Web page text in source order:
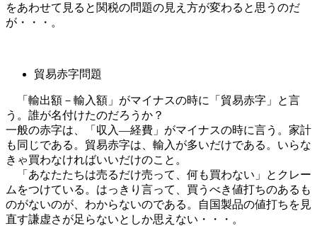
をあわせて見ると関税の問題の見え方が変わると思うのだ
が・・・。
貿易赤字問題
「輸出額－輸入額」がマイナスの時に「貿易赤字」と言
う。誰が名付けたのだろうか？
一般の赤字は、「収入―経費」がマイナスの時に言う。家計
も同じである。貿易赤字は、輸入が多いだけである。いらな
きゃ買わなければいいだけのこと。
「あなたたちは売るだけ売って、何も買わない」とクレー
ムをつけている。はっきり言って、買うべき値打ちのあるも
のがないのが、わからないのである。自国製品の値打ちを見
直す謙虚さが足らないとしか思えない・・・。